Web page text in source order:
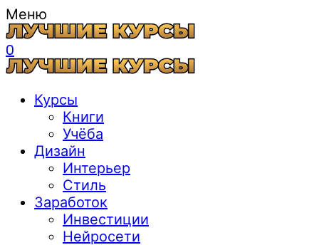
Меню
0
Курсы
Книги
Учёба
Дизайн
Интерьер
Стиль
Заработок
Инвестиции
Нейросети